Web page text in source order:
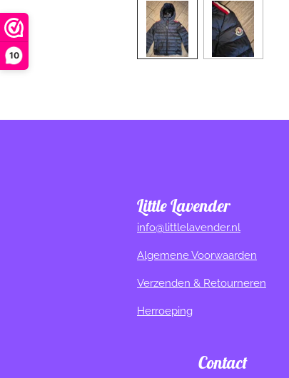
10
Little Lavender
info@littlelavender.nl
Algemene Voorwaarden
Verzenden & Retourneren
Herroeping
Contact